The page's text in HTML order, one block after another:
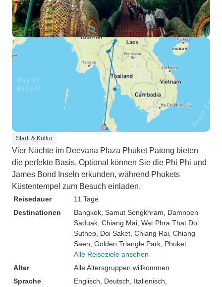
Stadt & Kultur
Vier Nächte im Deevana Plaza Phuket Patong bieten
die perfekte Basis. Optional können Sie die Phi Phi und
James Bond Inseln erkunden, während Phukets
Küstentempel zum Besuch einladen.
Reisedauer
11 Tage
Destinationen
Bangkok , Samut Songkhram , Damnoen
Saduak , Chiang Mai , Wat Phra That Doi
Suthep , Doi Saket , Chiang Rai , Chiang
Saen , Golden Triangle Park , Phuket
Alle Reiseziele ansehen
Alter
Alle Altersgruppen willkommen
Sprache
Englisch, Deutsch, Italienisch,